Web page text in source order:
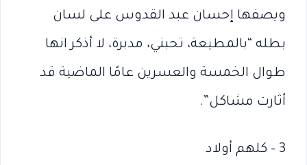
ويصفها إحسان عبد القدوس على لسان
بطله “بالمطيعة، تحبني، مدبرة، لا أذكر انها
طوال الخمسة والعسرين عامًا الماضية قد
أثارت مشاكل”.
3 – كلهم أولاد